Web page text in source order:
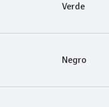
Verde
Negro